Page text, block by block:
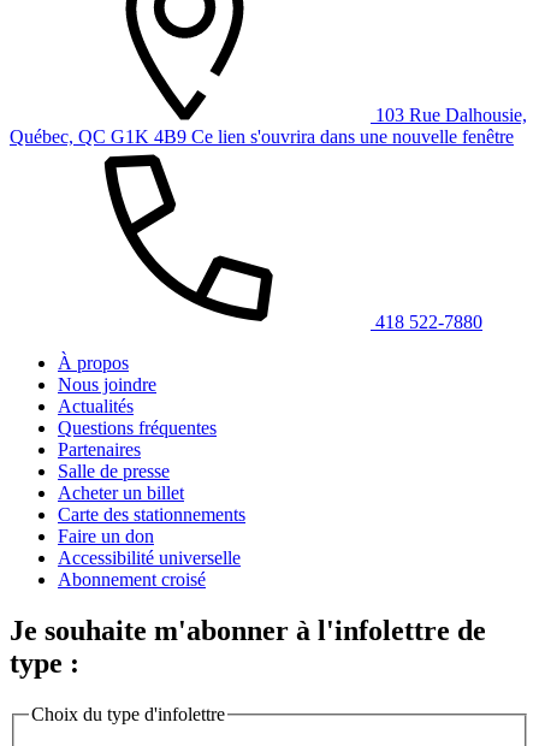
103 Rue Dalhousie,
Québec, QC G1K 4B9 Ce lien s'ouvrira dans une nouvelle fenêtre
418 522-7880
À propos
Nous joindre
Actualités
Questions fréquentes
Partenaires
Salle de presse
Acheter un billet
Carte des stationnements
Faire un don
Accessibilité universelle
Abonnement croisé
Je souhaite m'abonner à l'infolettre de
type :
Choix du type d'infolettre